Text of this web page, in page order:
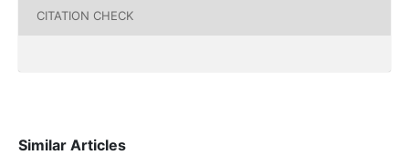
CITATION CHECK
Similar Articles